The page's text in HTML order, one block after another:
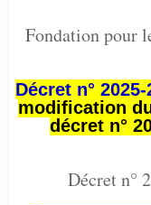
Fondation pour
Décret n°
modification
décret n°
Décret n°